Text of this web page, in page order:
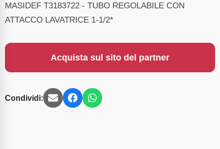
MASIDEF T3183722 - TUBO REGOLABILE CON
ATTACCO LAVATRICE 1-1/2*
Acquista sul sito del partner
Condividi: